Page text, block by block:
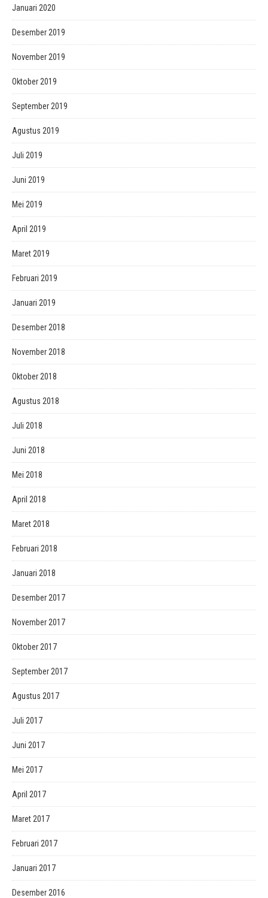
Januari 2020
Desember 2019
November 2019
Oktober 2019
September 2019
Agustus 2019
Juli 2019
Juni 2019
Mei 2019
April 2019
Maret 2019
Februari 2019
Januari 2019
Desember 2018
November 2018
Oktober 2018
Agustus 2018
Juli 2018
Juni 2018
Mei 2018
April 2018
Maret 2018
Februari 2018
Januari 2018
Desember 2017
November 2017
Oktober 2017
September 2017
Agustus 2017
Juli 2017
Juni 2017
Mei 2017
April 2017
Maret 2017
Februari 2017
Januari 2017
Desember 2016